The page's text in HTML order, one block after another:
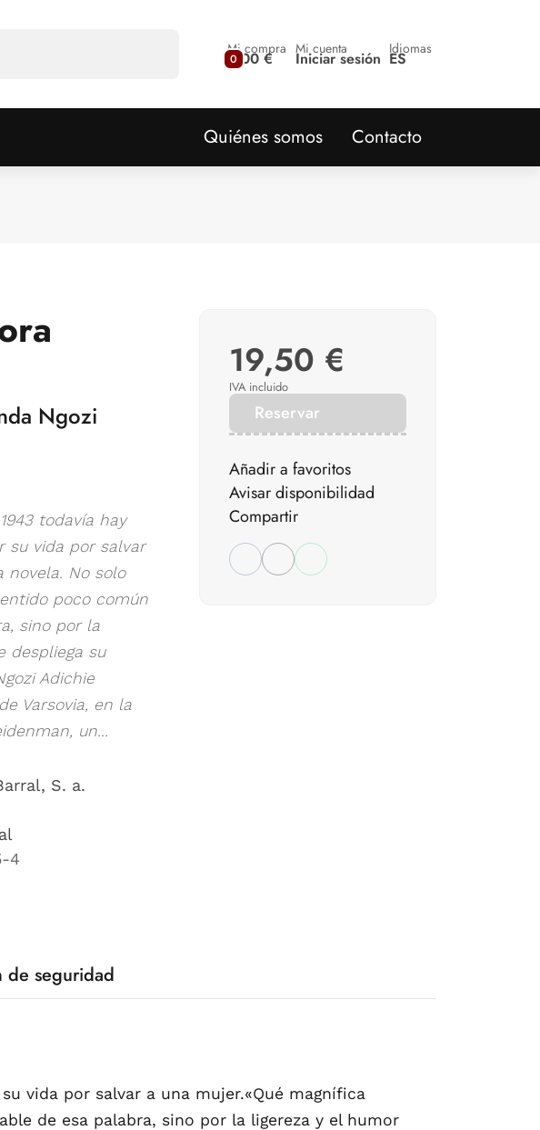
0
Mi compra
0,00 € Mi cuenta
Iniciar sesión Idiomas
ES
Quiénes somos Contacto
Ngozi
todavía hay
su vida por salvar
novela. No solo
poco común
sino por la
despliega su
Adichie
Varsovia, en la
un...
S. a.
4
19,50 €
IVA incluido
Reservar
Añadir a favoritos
Avisar disponibilidad
Compartir
de seguridad
vida por salvar a una mujer.«Qué magnífica
de esa palabra, sino por la ligereza y el humor